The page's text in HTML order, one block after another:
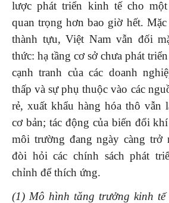
lược phát triển kinh tế cho
quan trọng hơn bao giờ hết.
thành tựu, Việt Nam vẫn đối
thức: hạ tầng cơ sở chưa phát
cạnh tranh của các doanh
thấp và sự phụ thuộc vào các
rẻ, xuất khẩu hàng hóa thô vẫn
cơ bản; tác động của biến đổi
môi trường đang ngày càng trở
đòi hỏi các chính sách phát
chỉnh để thích ứng.
(1) Mô hình tăng trưởng kinh tế